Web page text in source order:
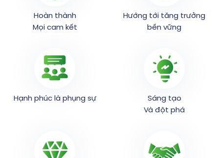
Hoàn thành
Mọi cam kết
Hướng tới tăng trưởng
bền vững
Hạnh phúc là phụng sự
Sáng tạo
Và đột phá